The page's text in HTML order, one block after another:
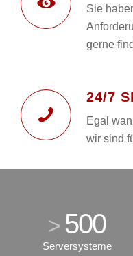
Sie
gerne
24/7
Egal
wir sind
> 500
Serversysteme